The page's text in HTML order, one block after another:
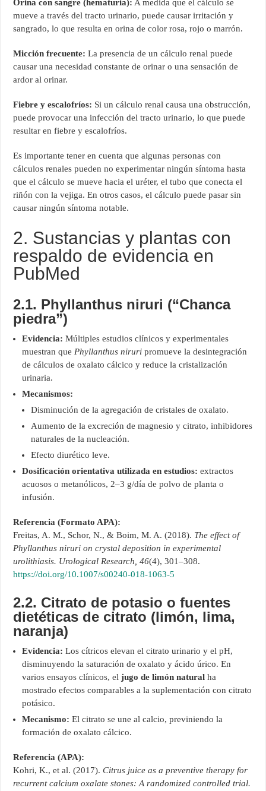
Orina con sangre (hematuria): A medida que el cálculo se
mueve a través del tracto urinario, puede causar irritación y
sangrado, lo que resulta en orina de color rosa, rojo o marrón.
Micción frecuente: La presencia de un cálculo renal puede
causar una necesidad constante de orinar o una sensación de
ardor al orinar.
Fiebre y escalofríos: Si un cálculo renal causa una obstrucción,
puede provocar una infección del tracto urinario, lo que puede
resultar en fiebre y escalofríos.
Es importante tener en cuenta que algunas personas con
cálculos renales pueden no experimentar ningún síntoma hasta
que el cálculo se mueve hacia el uréter, el tubo que conecta el
riñón con la vejiga. En otros casos, el cálculo puede pasar sin
causar ningún síntoma notable.
2. Sustancias y plantas con
respaldo de evidencia en
PubMed
2.1. Phyllanthus niruri (“Chanca
piedra”)
Evidencia: Múltiples estudios clínicos y experimentales
muestran quePhyllanthus niruri promueve la desintegración
de cálculos de oxalato cálcico y reduce la cristalización
urinaria.
Mecanismos:
Disminución de la agregación de cristales de oxalato.
Aumento de la excreción de magnesio y citrato, inhibidores
naturales de la nucleación.
Efecto diurético leve.
Dosificación orientativa utilizada en estudios: extractos
acuosos o metanólicos, 2–3 g/día de polvo de planta o
infusión.
Referencia (Formato APA):
Freitas, A. M., Schor, N., & Boim, M. A. (2018). The effect of
Phyllanthus niruri on crystal deposition in experimental
urolithiasis. Urological Research, 46(4), 301–308.
https://doi.org/10.1007/s00240-018-1063-5
2.2. Citrato de potasio o fuentes
dietéticas de citrato (limón, lima,
naranja)
Evidencia: Los cítricos elevan el citrato urinario y el pH,
disminuyendo la saturación de oxalato y ácido úrico. En
varios ensayos clínicos, eljugo de limón natural ha
mostrado efectos comparables a la suplementación con citrato
potásico.
Mecanismo: El citrato se une al calcio, previniendo la
formación de oxalato cálcico.
Referencia (APA):
Kohri, K., et al. (2017).Citrus juice as a preventive therapy for
recurrent calcium oxalate stones: A randomized controlled trial.